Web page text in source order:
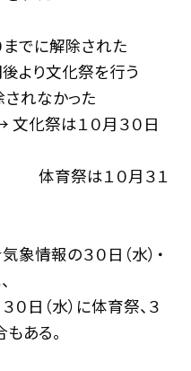
までに解除された
文化祭を行う
されなかった
は１０月３０日
０月３１
日（水）・
体育祭、３
ある。